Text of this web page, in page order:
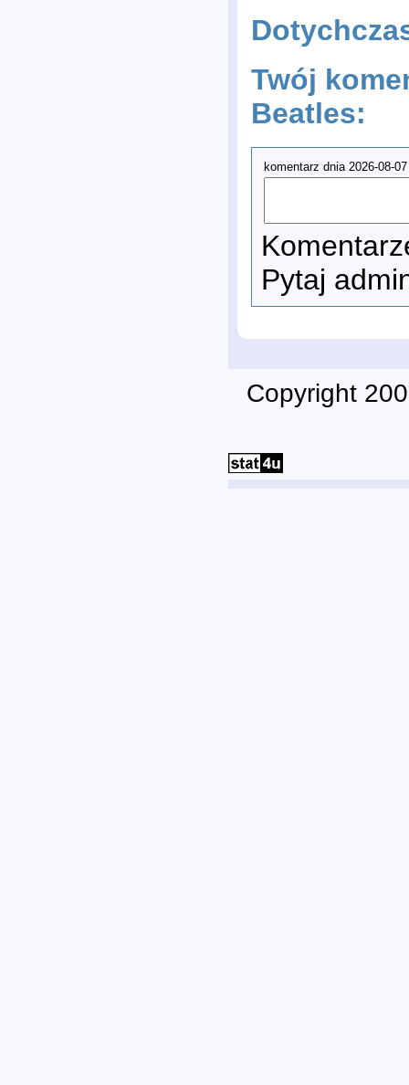
Twój
Beatles:
komentarz dnia 2026-08-
Pytaj
Copyright